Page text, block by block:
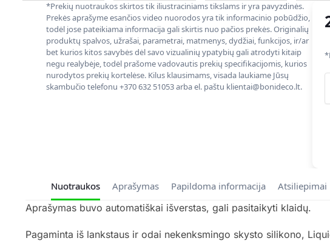
*Prekių nuotraukos skirtos tik iliustraciniams tikslams ir yra pavyzdinės.
Prekės aprašyme esančios video nuorodos yra tik informacinio pobūdžio,
todėl jose pateikiama informacija gali skirtis nuo pačios prekės. Originalių
produktų spalvos, užrašai, parametrai, matmenys, dydžiai, funkcijos, ir/ar
bet kurios kitos savybės dėl savo vizualinių ypatybių gali atrodyti kitaip
negu realybėje, todėl prašome vadovautis prekių specifikacijomis, kurios
nurodytos prekių kortelėse. Kilus klausimams, visada laukiame Jūsų
skambučio telefonu +370 632 51053 arba el. paštu klientai@bonideco.lt.
Nuotraukos Aprašymas Papildoma informacija Atsiliepimai
Aprašymas buvo automatiškai išverstas, gali pasitaikyti klaidų.
Pagaminta iš lankstaus ir odai nekenksmingo skysto silikono,